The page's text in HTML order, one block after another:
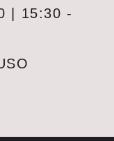
| 15:30 -